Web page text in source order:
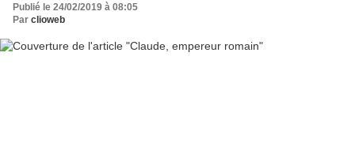
Publié le 24/02/2019 à 08:05
Par clioweb